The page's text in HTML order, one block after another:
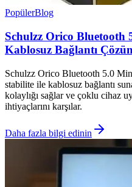
PopülerBlog
Schulzz Orico Bluetooth
Kablosuz Bağlantı
Schulzz Orico Bluetooth 5.0
stabilite ile kablosuz bağlantı
kolaylığı sağlar ve çoklu cihaz
ihtiyaçlarını karşılar.
Daha fazla bilgi edinin